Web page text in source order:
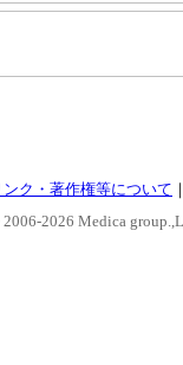
ンク・著作権等について
2026 Medica